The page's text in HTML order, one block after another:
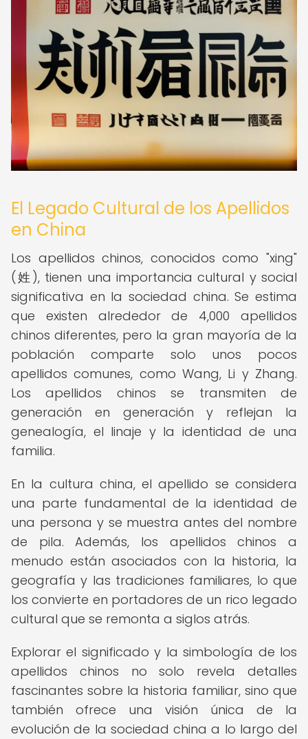
El Legado Cultural de los Apellidos
en China
Los apellidos chinos, conocidos como "xing"
(姓), tienen una importancia cultural y social
significativa en la sociedad china. Se estima
que existen alrededor de 4,000 apellidos
chinos diferentes, pero la gran mayoría de la
población comparte solo unos pocos
apellidos comunes, como Wang, Li y Zhang.
Los apellidos chinos se transmiten de
generación en generación y reflejan la
genealogía, el linaje y la identidad de una
familia.
En la cultura china, el apellido se considera
una parte fundamental de la identidad de
una persona y se muestra antes del nombre
de pila. Además, los apellidos chinos a
menudo están asociados con la historia, la
geografía y las tradiciones familiares, lo que
los convierte en portadores de un rico legado
cultural que se remonta a siglos atrás.
Explorar el significado y la simbología de los
apellidos chinos no solo revela detalles
fascinantes sobre la historia familiar, sino que
también ofrece una visión única de la
evolución de la sociedad china a lo largo del